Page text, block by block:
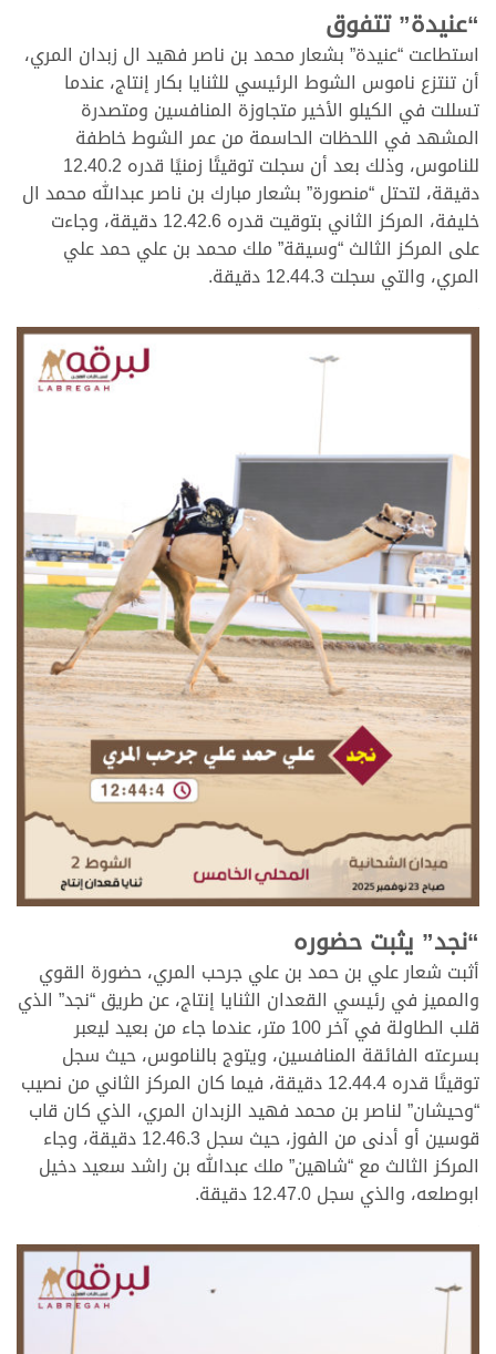
“عنيدة” تتفوق
استطاعت “عنيدة” بشعار محمد بن ناصر فهيد ال زبدان المري،
أن تنتزع ناموس الشوط الرئيسي للثنايا بكار إنتاج، عندما
تسللت في الكيلو الأخير متجاوزة المنافسين ومتصدرة
المشهد في اللحظات الحاسمة من عمر الشوط خاطفة
للناموس، وذلك بعد أن سجلت توقيتًا زمنيًا قدره 12.40.2
دقيقة، لتحتل “منصورة” بشعار مبارك بن ناصر عبدالله محمد ال
خليفة، المركز الثاني بتوقيت قدره 12.42.6 دقيقة، وجاءت
على المركز الثالث “وسيقة” ملك محمد بن علي حمد علي
المري، والتي سجلت 12.44.3 دقيقة.
.
“نجد” يثبت حضوره
أثبت شعار علي بن حمد بن علي جرحب المري، حضورة القوي
والمميز في رئيسي القعدان الثنايا إنتاج، عن طريق “نجد” الذي
قلب الطاولة في آخر 100 متر، عندما جاء من بعيد ليعبر
بسرعته الفائقة المنافسين، ويتوج بالناموس، حيث سجل
توقيتًا قدره 12.44.4 دقيقة، فيما كان المركز الثاني من نصيب
“وحيشان” لناصر بن محمد فهيد الزبدان المري، الذي كان قاب
قوسين أو أدنى من الفوز، حيث سجل 12.46.3 دقيقة، وجاء
المركز الثالث مع “شاهين” ملك عبدالله بن راشد سعيد دخيل
ابوصلعه، والذي سجل 12.47.0 دقيقة.